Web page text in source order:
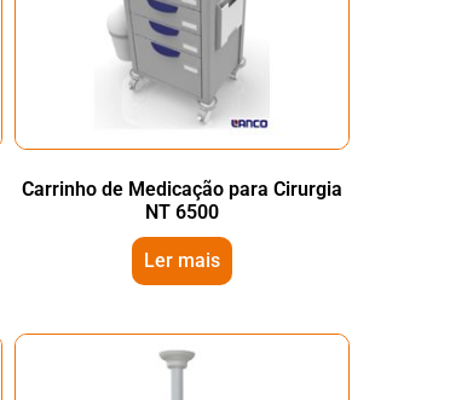
Carrinho de Medicação para Cirurgia
NT 6500
Ler mais